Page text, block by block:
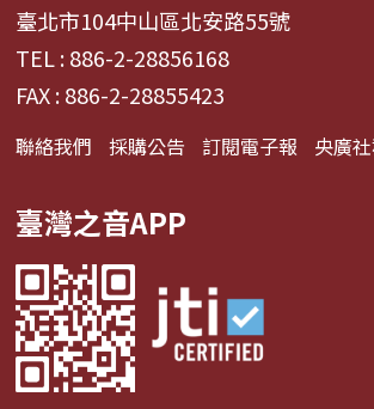
臺北市104中山區北安路55號
TEL : 886-2-28856168
FAX : 886-2-28855423
聯絡我們 採購公告 訂閱電子報 央廣
臺灣之音APP